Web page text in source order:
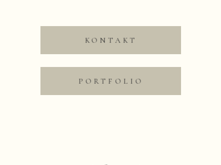
Save my name, email,
I comment.
KONTAKT
PORTFOLIO